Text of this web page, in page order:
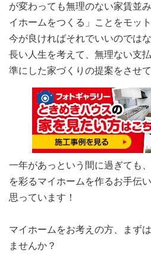
が変わっても無理のない家賃並
イホームをつくる」ことをモッ
今が良ければそれでいいのでは
長い人生を考えて、無理ない支
準にした家づくりの提案をさせ
一年があっという間に過ぎても
を彩るマイホームを作るお手伝
思っています！
マイホームをお考えの方、まずは
ませんか？